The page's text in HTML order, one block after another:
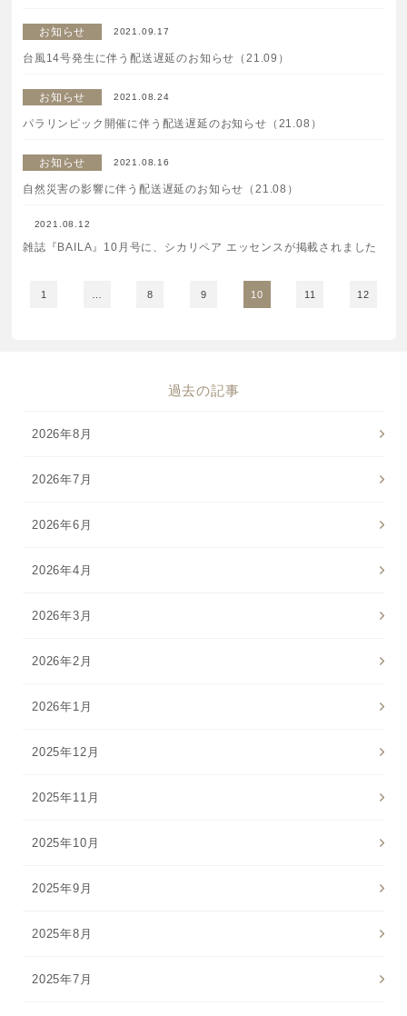
フォームでのお問合わせはこちら
お知らせ 2021.09.17
台風14号発生に伴う配送遅延のお知らせ（21.09）
お知らせ 2021.08.24
パラリンピック開催に伴う配送遅延のお知らせ（21.08）
お知らせ 2021.08.16
自然災害の影響に伴う配送遅延のお知らせ（21.08）
2021.08.12
雑誌『BAILA』10月号に、シカリペア エッセンスが掲載されました
1 8 9 10 11 12
過去の記事
2026年8月
2026年7月
2026年6月
2026年4月
2026年3月
2026年2月
2026年1月
2025年12月
2025年11月
2025年10月
2025年9月
2025年8月
2025年7月